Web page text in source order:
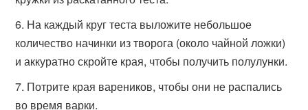
На каждый круг теста выложите небольшое
количество начинки из творога (около чайной ложки)
и аккуратно скройте края, чтобы получить полулунки.
Потрите края вареников, чтобы они не распались
во время варки.